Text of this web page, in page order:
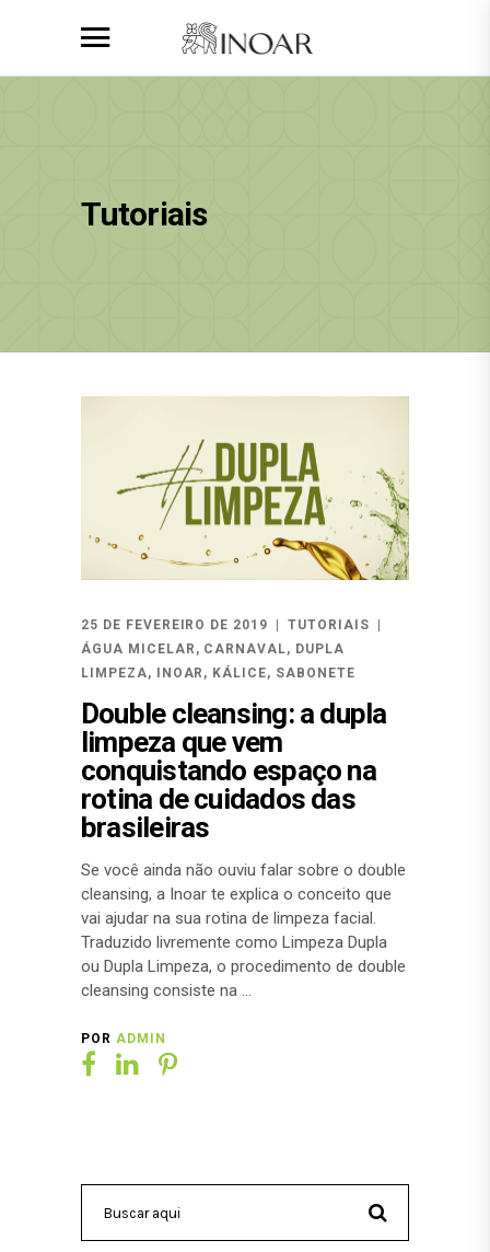
Tutoriais
25 DE FEVEREIRO DE 2019
TUTORIAIS
ÁGUA MICELAR , CARNAVAL, DUPLA
LIMPEZA, INOAR , KÁLICE, SABONETE
Double cleansing: a dupla
limpeza que vem
conquistando espaço na
rotina de cuidados das
brasileiras
Se você ainda não ouviu falar sobre o double
cleansing, a Inoar te explica o conceito que
vai ajudar na sua rotina de limpeza facial.
Traduzido livremente como Limpeza Dupla
ou Dupla Limpeza, o procedimento de double
cleansing consiste na
POR ADMIN